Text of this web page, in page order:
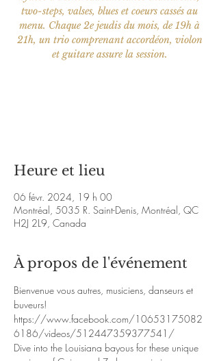
two-steps, valses, blues et coeurs cassés au
menu. Chaque 2e jeudis du mois, de 19h à
21h, un trio comprenant accordéon, violon
et guitare assure la session.
Heure et lieu
06 févr. 2024, 19 h 00
Montréal, 5035 R. Saint-Denis, Montréal, QC
H2J 2L9, Canada
À propos de l'événement
Bienvenue vous autres, musiciens, danseurs et
buveurs!
https://www.facebook.com/10653175082
6186/videos/512447359377541/
Dive into the Louisiana bayous for these unique